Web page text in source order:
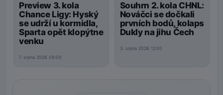
Preview 3. kola
Chance Ligy: Hyský
se udrží u kormidla,
Sparta opět klopýtne
venku
7. srpna 2026 08:00
Souhrn 2. kola CHNL:
Nováčci se dočkali
prvních bodů, kolaps
Dukly na jihu Čech
3. srpna 2026 12:00